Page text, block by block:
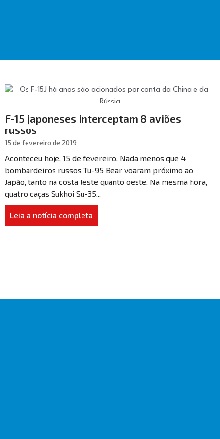
F-15 japoneses interceptam 8 aviões
russos
15 de fevereiro de 2019
Aconteceu hoje, 15 de fevereiro. Nada menos que 4
bombardeiros russos Tu-95 Bear voaram próximo ao
Japão, tanto na costa leste quanto oeste. Na mesma hora,
quatro caças Sukhoi Su-35...
Leia a notícia completa